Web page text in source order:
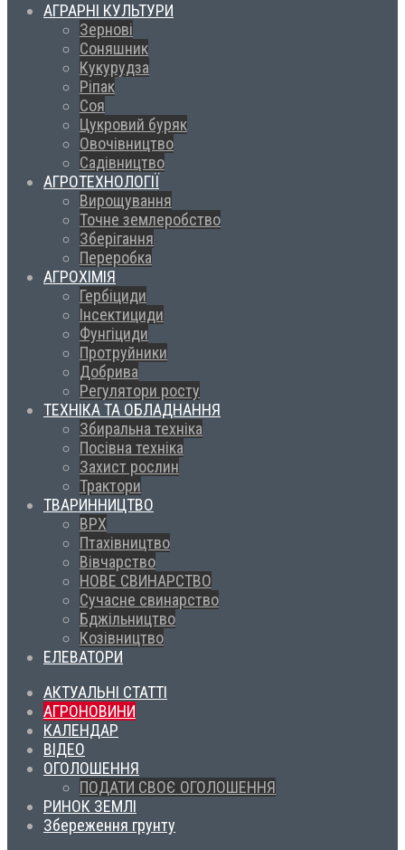
АГРАРНІ КУЛЬТУРИ
Зернові
Соняшник
Кукурудза
Ріпак
Соя
Цукровий буряк
Овочівництво
Садівництво
АГРОТЕХНОЛОГІЇ
Вирощування
Точне землеробство
Зберігання
Переробка
АГРОХІМІЯ
Гербіциди
Інсектициди
Фунгіциди
Протруйники
Добрива
Регулятори росту
ТЕХНІКА ТА ОБЛАДНАННЯ
Збиральна техніка
Посівна техніка
Захист рослин
Трактори
ТВАРИННИЦТВО
ВРХ
Птахівництво
Вівчарство
НОВЕ СВИНАРСТВО
Сучасне свинарство
Бджільництво
Козівництво
ЕЛЕВАТОРИ
АКТУАЛЬНІ СТАТТІ
АГРОНОВИНИ
КАЛЕНДАР
ВІДЕО
ОГОЛОШЕННЯ
ПОДАТИ СВОЄ ОГОЛОШЕННЯ
РИНОК ЗЕМЛІ
Збереження грунту